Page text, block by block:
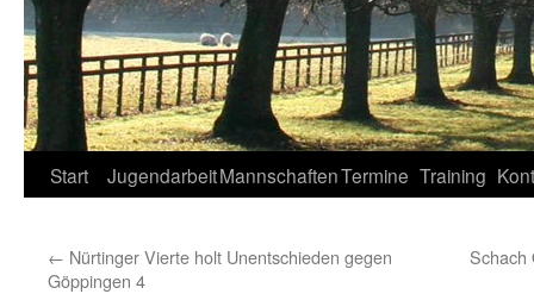
Zum
springen
Start JugendarbeitMannschaftenTermine Training
← Nürtinger Vierte holt Unentschieden gegen
Göppingen 4
Schach